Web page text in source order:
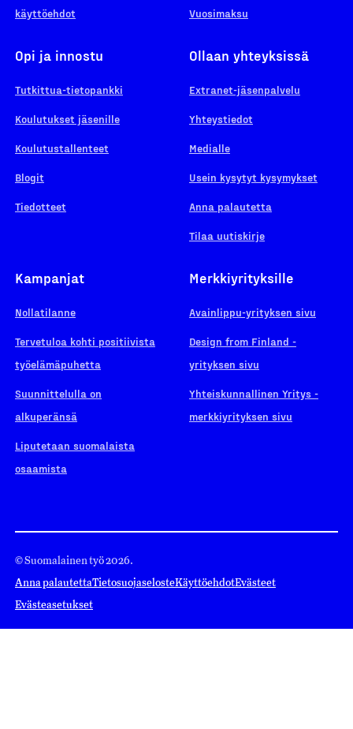
käyttöehdot
Vuosimaksu
Opi ja innostu
Tutkittua-tietopankki
Koulutukset jäsenille
Koulutustallenteet
Blogit
Tiedotteet
Ollaan yhteyksissä
Extranet-jäsenpalvelu
Yhteystiedot
Medialle
Usein kysytyt kysymykset
Anna palautetta
Tilaa uutiskirje
Kampanjat
Nollatilanne
Tervetuloa kohti positiivista
työelämäpuhetta
Suunnittelulla on
alkuperänsä
Liputetaan suomalaista
osaamista
Merkkiyrityksille
Avainlippu-yrityksen sivu
Design from Finland -
yrityksen sivu
Yhteiskunnallinen Yritys -
merkkiyrityksen sivu
© Suomalainen työ 2026.
Anna palautettaTietosuojaselosteKäyttöehdotEvästeet
Evästeasetukset